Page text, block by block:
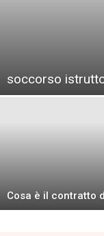
soccorso
Cosa è il contratto